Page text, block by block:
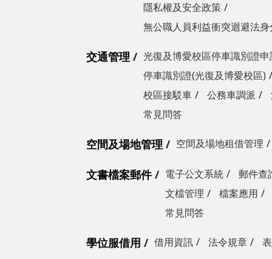
隱私權及安全政策
無公職人員利益衝突迴避法
交通管理
光復及博愛校區停車識別證
停車識別證(光復及博愛校區)
校區接駁車
公務車調派
常見問答
空間及場地管理 空間及場地租借管理
文書檔案郵件 電子公文系統
郵件查
文檔管理
檔案應用
常見問答
學位服借用 借用資訊 法令規章